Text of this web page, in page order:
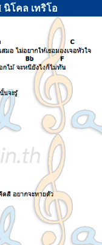
นิโคล เทริโอ